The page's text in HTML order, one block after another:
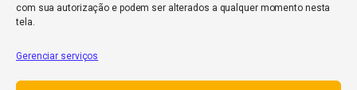
com sua autorização e podem ser alterados a qualquer momento nesta
tela.
Gerenciar serviços